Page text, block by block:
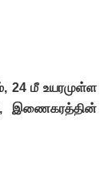
24 மீ உயரமுள்ள
இணைகரத்தின்